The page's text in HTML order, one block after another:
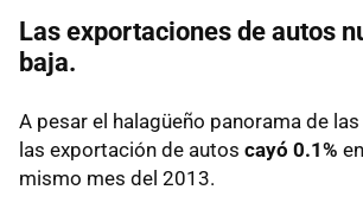
Las exportaciones de autos
baja.
A pesar el halagüeño panorama de
las exportación de autos cayó 0.1%
mismo mes del 2013.